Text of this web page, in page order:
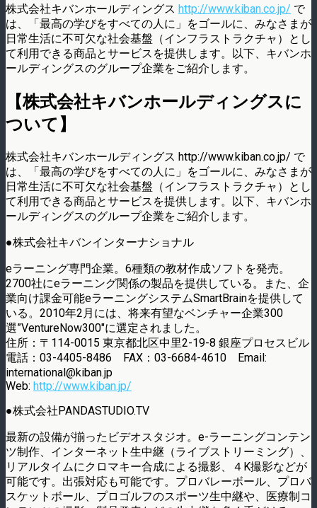
株式会社キバンホールディングス http://www.kiban.co.jp/ で
は、「最高の学びをすべての人に」をゴールに、みなさまが
日常生活に不可欠な社会基盤（インフラストラクチャ）とし
て利用できる商品とサービスを提供します。以下、キバンホ
ールディングスのグループ企業をご紹介します。
【株式会社キバンホールディングスに
ついて】
株式会社キバンホールディングス http://www.kiban.co.jp/ で
は、「最高の学びをすべての人に」をゴールに、みなさまが
日常生活に不可欠な社会基盤（インフラストラクチャ）とし
て利用できる商品とサービスを提供します。以下、キバンホ
ールディングスのグループ企業をご紹介します。
●株式会社キバンインターナショナル
eラーニング専門企業。6種類の教材作成ソフトを発売。
2700社にeラーニング関係の製品を提供している。また、企
業向け課金可能eラーニングシステムSmartBrainを提供して
いる。2010年2月には、将来有望なベンチャー企業300
選”VentureNow300″に選定されました。
住所：〒114-0015 東京都北区中里2-19-8 銀座プロセスビル
電話：03-4405-8486 FAX：03-6684-4610 Email:
international@kiban.jp
Web: http://www.kiban.jp/
●株式会社PANDASTUDIO.TV
最新の設備が揃ったビデオスタジオ。e-ラーニングコンテン
ツ制作、インターネット生中継（ライブストリーミング）、
リアルタイムにクロマキー合成による撮影、４K撮影などが
可能です。出張対応も可能です。プロバレーボール、プロバ
スケットボール、プロゴルフのスポーツ生中継や、医療制コ